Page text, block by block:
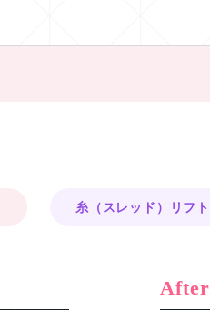
糸（スレッド）リフト
After